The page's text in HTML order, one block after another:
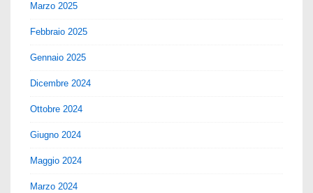
Marzo 2025
Febbraio 2025
Gennaio 2025
Dicembre 2024
Ottobre 2024
Giugno 2024
Maggio 2024
Marzo 2024